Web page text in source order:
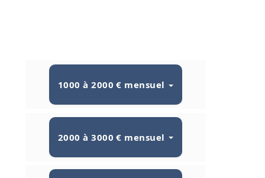
1000 à 2000 € mensuel
2000 à 3000 € mensuel